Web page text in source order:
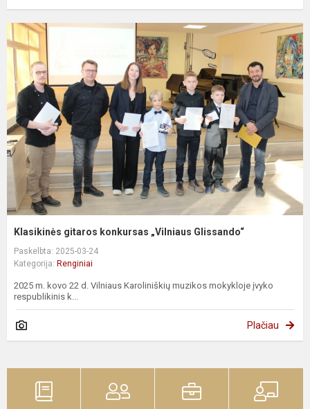
Klasikinės gitaros konkursas „Vilniaus Glissando“
Paskelbta: 2025-03-24
Kategorija: Renginiai
2025 m. kovo 22 d. Vilniaus Karoliniškių muzikos mokykloje įvyko
respublikinis k...
Plačiau